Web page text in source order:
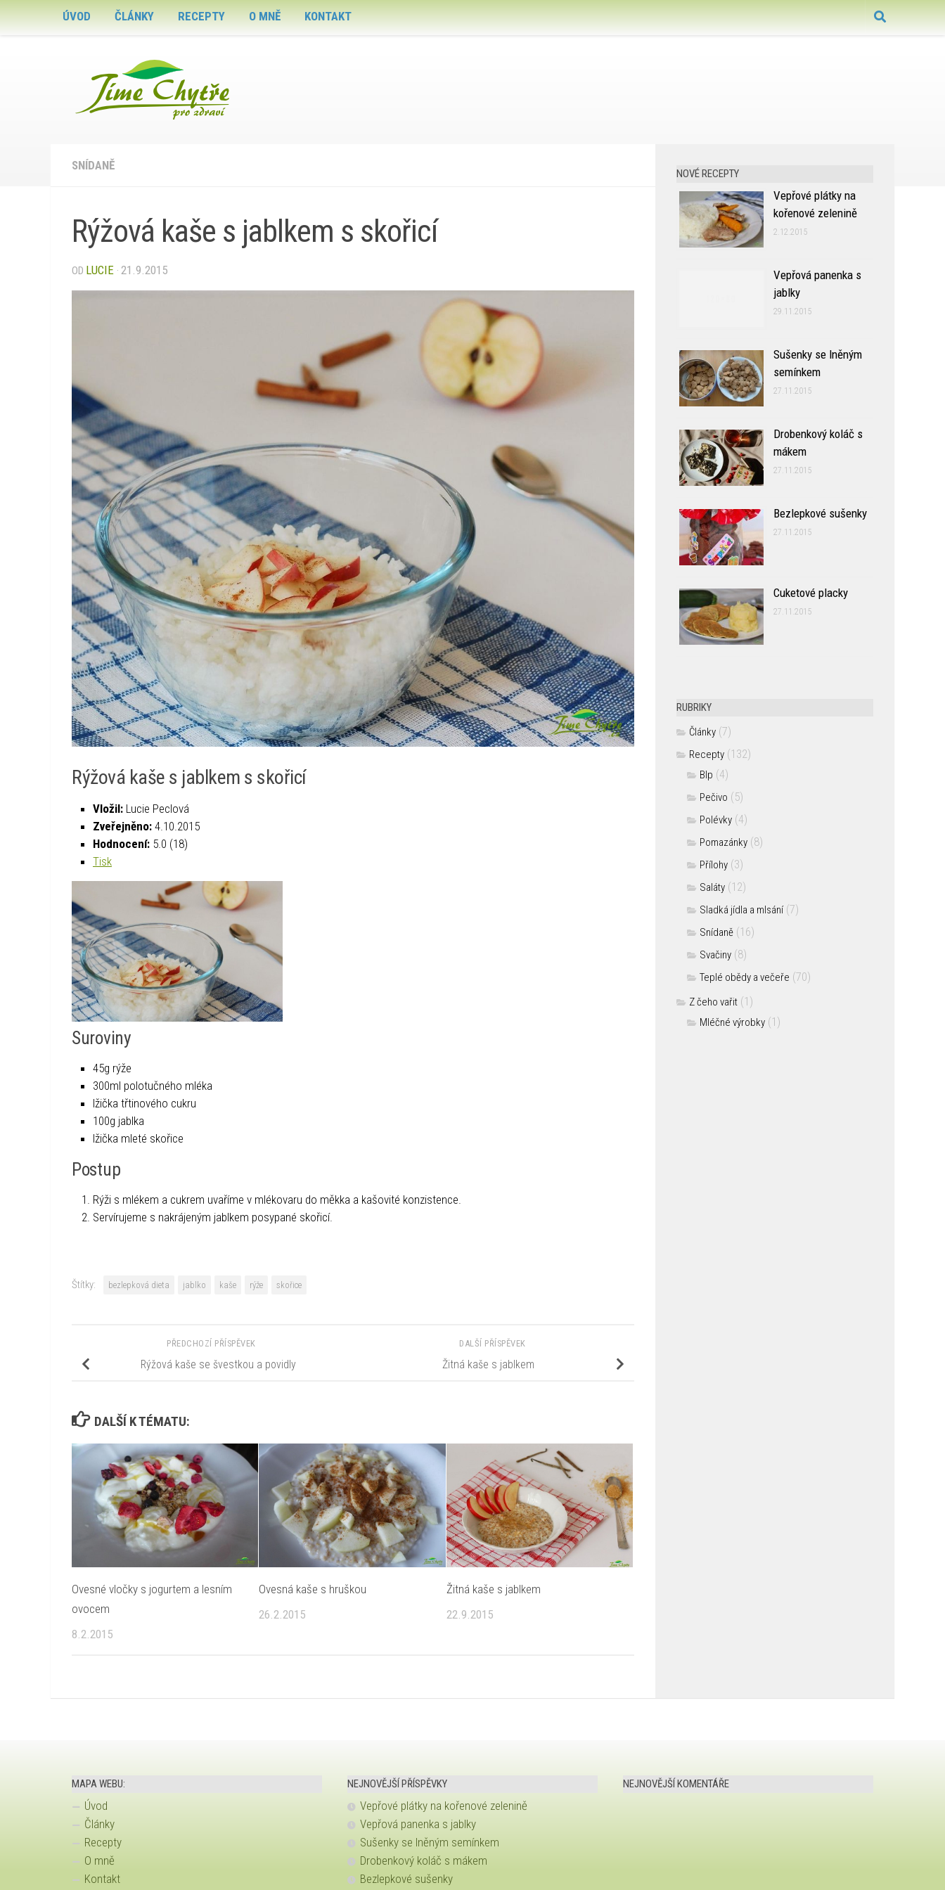
Skip to content
ÚVOD ČLÁNKY RECEPTY O MNĚ KONTAKT
SNÍDANĚ
Rýžová kaše s jablkem s skořicí
OD LUCIE · 21.9.2015
Rýžová kaše s jablkem s skořicí
Vložil: Lucie Peclová
Zveřejněno: 4.10.2015
Hodnocení: 5.0 (18)
Tisk
Suroviny
45g rýže
300ml polotučného mléka
lžička třtinového cukru
100g jablka
lžička mleté skořice
Postup
Rýži s mlékem a cukrem uvaříme v mlékovaru do měkka a kašovité konzistence.
Servírujeme s nakrájeným jablkem posypané skořicí.
Štítky: bezlepková dieta jablko kaše rýže skořice
DALŠÍ PŘÍSPĚVEK
Žitná kaše s jablkem
PŘEDCHOZÍ PŘÍSPĚVEK
Rýžová kaše se švestkou a povidly
DALŠÍ K TÉMATU:
Ovesné vločky s jogurtem a lesním
ovocem
8.2.2015
Ovesná kaše s hruškou
26.2.2015
Žitná kaše s jablkem
22.9.2015
NOVÉ RECEPTY
Vepřové plátky na
kořenové zelenině
2.12.2015
Vepřová panenka s
jablky
29.11.2015
Sušenky se lněným
semínkem
27.11.2015
Drobenkový koláč s
mákem
27.11.2015
Bezlepkové sušenky
27.11.2015
Cuketové placky
27.11.2015
RUBRIKY
Články (7)
Recepty (132)
Blp (4)
Pečivo (5)
Polévky (4)
Pomazánky (8)
Přílohy (3)
Saláty (12)
Sladká jídla a mlsání(7)
Snídaně (16)
Svačiny (8)
Teplé obědy a večeře (70)
Z čeho vařit (1)
Mléčné výrobky (1)
MAPA WEBU:
Úvod
Články
Recepty
O mně
Kontakt
NEJNOVĚJŠÍ PŘÍSPĚVKY
Vepřové plátky na kořenové zelenině
Vepřová panenka s jablky
Sušenky se lněným semínkem
Drobenkový koláč s mákem
Bezlepkové sušenky
NEJNOVĚJŠÍ KOMENTÁŘE